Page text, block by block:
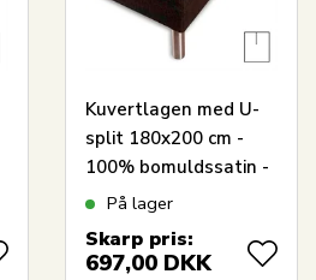
Kuvertlagen med U-
split 180x200 cm -
100% bomuldssatin -
Splitlængde 90 cm -
topmadras - Borås
På lager
Skarp pris:
697,00 DKK